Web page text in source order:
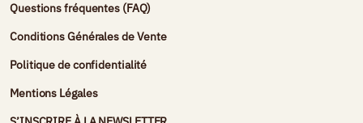
Questions fréquentes (FAQ)
Conditions Générales de Vente
Politique de confidentialité
Mentions Légales